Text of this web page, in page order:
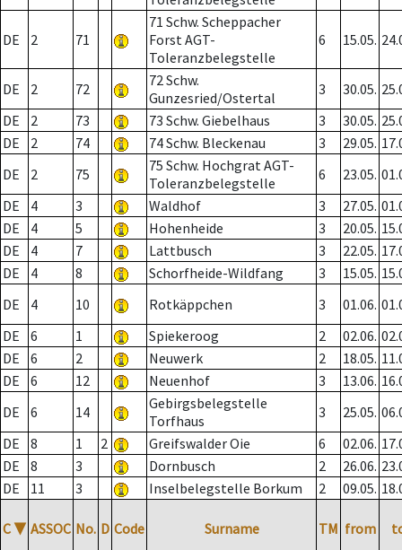
DE 2 71
71 Schw. Scheppacher
Forst AGT-
Toleranzbelegstelle
6 15.05.
DE 2 72
72 Schw.
Gunzesried/Ostertal
3 30.05.
DE
2 73 73 Schw. Giebelhaus 3 30.05.
DE
2 74 74 Schw. Bleckenau 3 29.05.
DE
2 75
75 Schw. Hochgrat AGT-
Toleranzbelegstelle
6 23.05.
DE
4 3 Waldhof 3 27.05.
DE
4 5 Hohenheide 3 20.05.
DE
4 7 Lattbusch 3 22.05.
DE
4 8 Schorfheide-Wildfang 3 15.05.
DE
4 10 Rotkäppchen 3 01.06.
DE
6 1 Spiekeroog 2 02.06.
DE
6 2 Neuwerk 2 18.05.
DE
6 12 Neuenhof 3 13.06.
DE
6 14
Gebirgsbelegstelle
Torfhaus
3 25.05.
DE
8 1 2 Greifswalder Oie 6 02.06.
DE
8 3 Dornbusch 2 26.06.
DE
11 3 Inselbelegstelle Borkum 2 09.05.
C ▼ ASSOC No. D Code Surname TM from